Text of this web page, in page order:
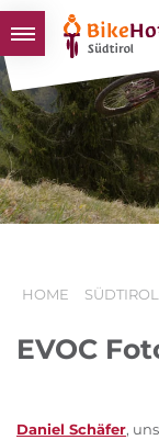
HOTELS
TOUREN
HOME
EVOC
Daniel Schäfer,